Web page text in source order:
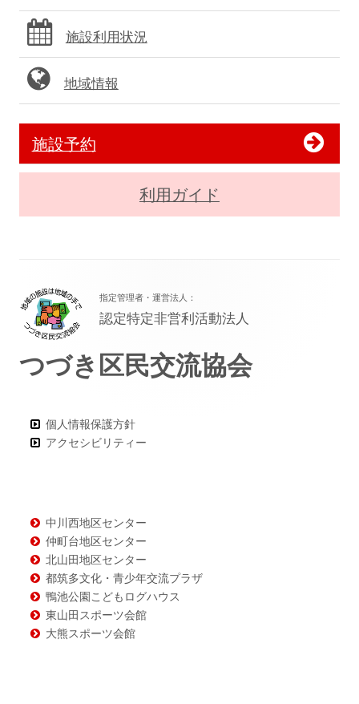
施設利用状況
地域情報
施設予約
利用ガイド
ッ
タ
ー・
ン
テ
指定管理者・運営法人：
認定特定非営利活動法人
つづき区民交流協会
個人情報保護方針
アクセシビリティー
中川西地区センター
仲町台地区センター
北山田地区センター
都筑多文化・青少年交流プラザ
鴨池公園こどもログハウス
東山田スポーツ会館
大熊スポーツ会館